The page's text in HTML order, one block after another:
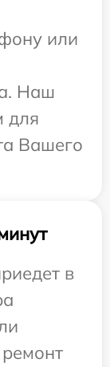
или
Наш
для
Вашего
в